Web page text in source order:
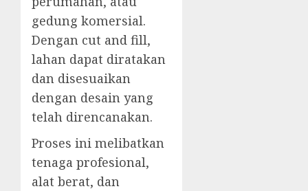
gedung komersial.
Dengan cut and fill,
lahan dapat diratakan
dan disesuaikan
dengan desain yang
telah direncanakan.
Proses ini melibatkan
tenaga profesional,
alat berat, dan